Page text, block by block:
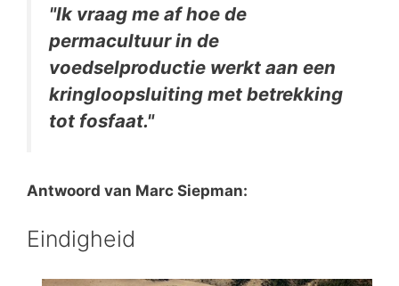
"Ik vraag me af hoe de
permacultuur in de
voedselproductie werkt aan een
kringloopsluiting met betrekking
tot fosfaat."
Antwoord van Marc Siepman:
Eindigheid